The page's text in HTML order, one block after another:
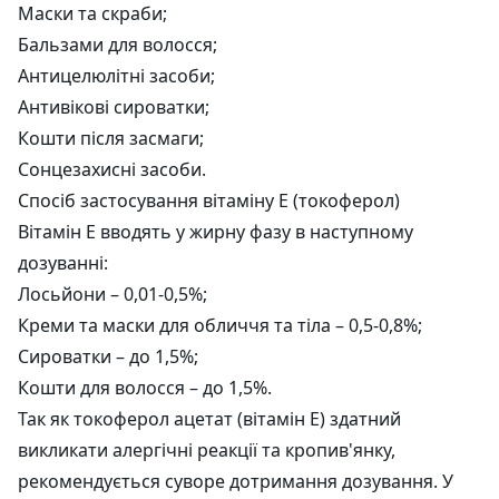
Маски та скраби;
Бальзами для волосся;
Антицелюлітні засоби;
Антивікові сироватки;
Кошти після засмаги;
Сонцезахисні засоби.
Спосіб застосування вітаміну Е (токоферол)
Вітамін Е вводять у жирну фазу в наступному
дозуванні:
Лосьйони – 0,01-0,5%;
Креми та маски для обличчя та тіла – 0,5-0,8%;
Сироватки – до 1,5%;
Кошти для волосся – до 1,5%.
Так як токоферол ацетат (вітамін Е) здатний
викликати алергічні реакції та кропив'янку,
рекомендується суворе дотримання дозування. У